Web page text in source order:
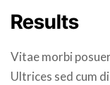
Results
Vitae morbi
Ultrices sed cum